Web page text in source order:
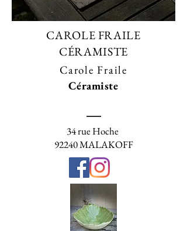
CAROLE FRAILE
CÉRAMISTE
Carole Fraile
Céramiste
34 rue Hoche
92240 MALAKOFF